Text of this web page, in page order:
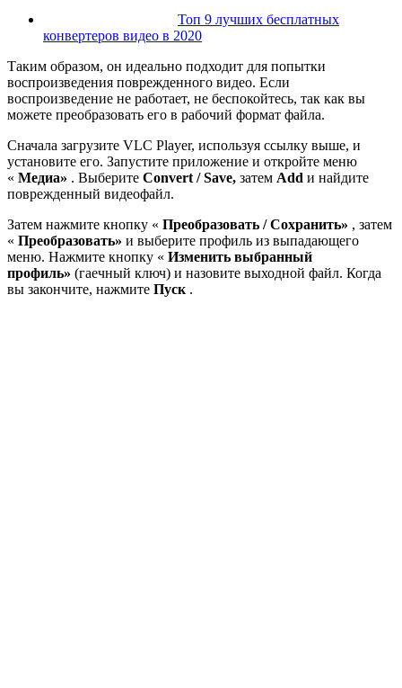
Топ 9 лучших бесплатных
конвертеров видео в 2020
Таким образом, он идеально подходит для попытки
воспроизведения поврежденного видео. Если
воспроизведение не работает, не беспокойтесь, так как вы
можете преобразовать его в рабочий формат файла.
Сначала загрузите VLC Player, используя ссылку выше, и
установите его. Запустите приложение и откройте меню
« Медиа» . Выберите Convert / Save, затем Add и найдите
поврежденный видеофайл.
Затем нажмите кнопку « Преобразовать / Сохранить» , затем
« Преобразовать» и выберите профиль из выпадающего
меню. Нажмите кнопку « Изменить выбранный
профиль» (гаечный ключ) и назовите выходной файл. Когда
вы закончите, нажмите Пуск .